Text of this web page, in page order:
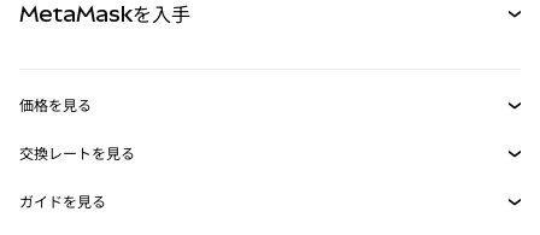
RWA
MetaMask Connect
Snaps
MetaMaskを入手
セキュリティ
価格を見る
イーサリアムの価格
Solanaの価格
交換レートを見る
ETH→USD
ガイドを見る